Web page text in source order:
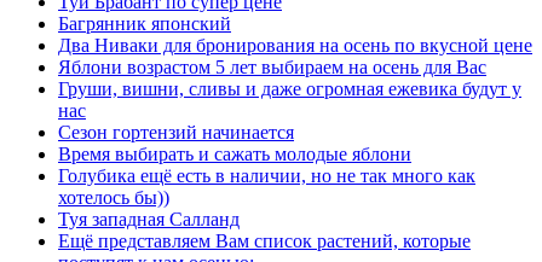
Багрянник японский
Два Ниваки для бронирования на осень по вкусной цене
Яблони возрастом 5 лет выбираем на осень для Вас
Груши, вишни, сливы и даже огромная ежевика будут у
нас
Сезон гортензий начинается
Время выбирать и сажать молодые яблони
Голубика ещё есть в наличии, но не так много как
хотелось бы))
Туя западная Салланд
Ещё представляем Вам список растений, которые